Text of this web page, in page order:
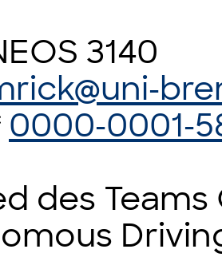
3140
0000-0001-
des